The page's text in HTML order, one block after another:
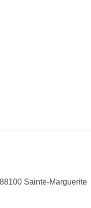
Sainte-Marguerite